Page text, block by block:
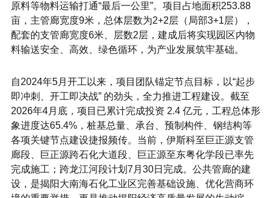
原料等物料运输打通“最后一公里”。项目占地面积253.88
亩，主管廊宽度9米，总体层数为2+2层（局部3+1层），
配套的支管廊宽度6米、层数2层，建成后将实现园区内物
料输送安全、高效、绿色循环，为产业发展筑牢基础。
自2024年5月开工以来，项目团队锚定节点目标，以“起步
即冲刺、开工即决战” 的劲头，全力推进工程建设。截至
2026年4月底，项目已累计完成投资 2.4 亿元，工程总体形
象进度达65.4%，桩基总量、承台、预制构件、钢结构等
各项关键节点建设捷报频传。当前，伊斯科至巨正源支管
廊段、巨正源跨石化大道段、巨正源至东粤化学段已率先
完成施工；跨龙江河段计划7月30日完成。公共管廊的建
设，是揭阳大南海石化工业区完善基础设施、优化营商环